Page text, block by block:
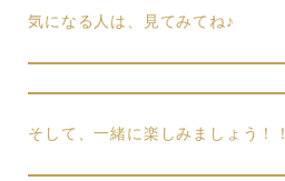
気になる人は、見てみてね♪
そして、一緒に楽しみましょう！！